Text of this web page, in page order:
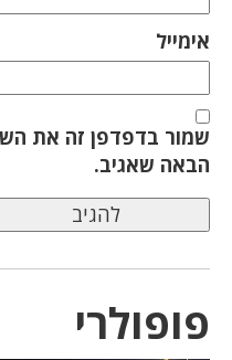
אימייל
שמור בדפדפן זה את
הבאה שאגיב.
פופולרי